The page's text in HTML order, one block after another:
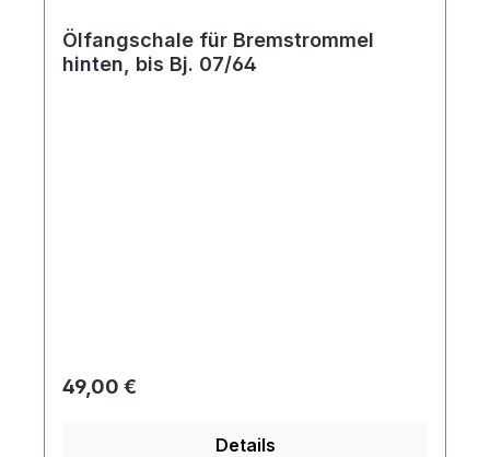
Ölfangschale für Bremstrommel
hinten, bis Bj. 07/64
Regulärer Preis:
49,00 €
Details